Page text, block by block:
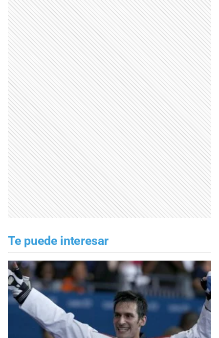
Te puede interesar